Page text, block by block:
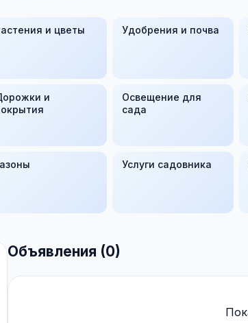
и цветы Удобрения и почва
и
Освещение для
сада
Услуги садовника
Объявления (0)